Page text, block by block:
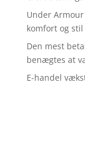
Under
komfort og stil
Den mest
benægtes at
E-handel